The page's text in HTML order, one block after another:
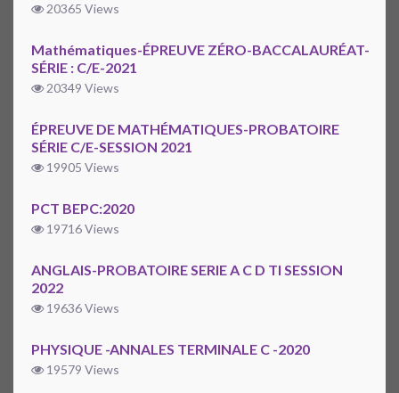
20365 Views
Mathématiques-ÉPREUVE ZÉRO-BACCALAURÉAT-
SÉRIE : C/E-2021
20349 Views
ÉPREUVE DE MATHÉMATIQUES-PROBATOIRE
SÉRIE C/E-SESSION 2021
19905 Views
PCT BEPC:2020
19716 Views
ANGLAIS-PROBATOIRE SERIE A C D TI SESSION
2022
19636 Views
PHYSIQUE -ANNALES TERMINALE C -2020
19579 Views